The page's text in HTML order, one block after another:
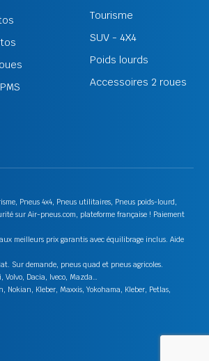
Tourisme
SUV - 4X4
Poids lourds
Accessoires 2 roues
Pneus 4x4, Pneus utilitaires, Pneus poids-lourd,
sur Air-pneus.com, plateforme française ! Paiement
meilleurs prix garantis avec équilibrage inclus. Aide
Sur demande, pneus quad et pneus agricoles.
Volvo, Dacia, Iveco, Mazda…
Nokian, Kleber, Maxxis, Yokohama, Kleber, Petlas,